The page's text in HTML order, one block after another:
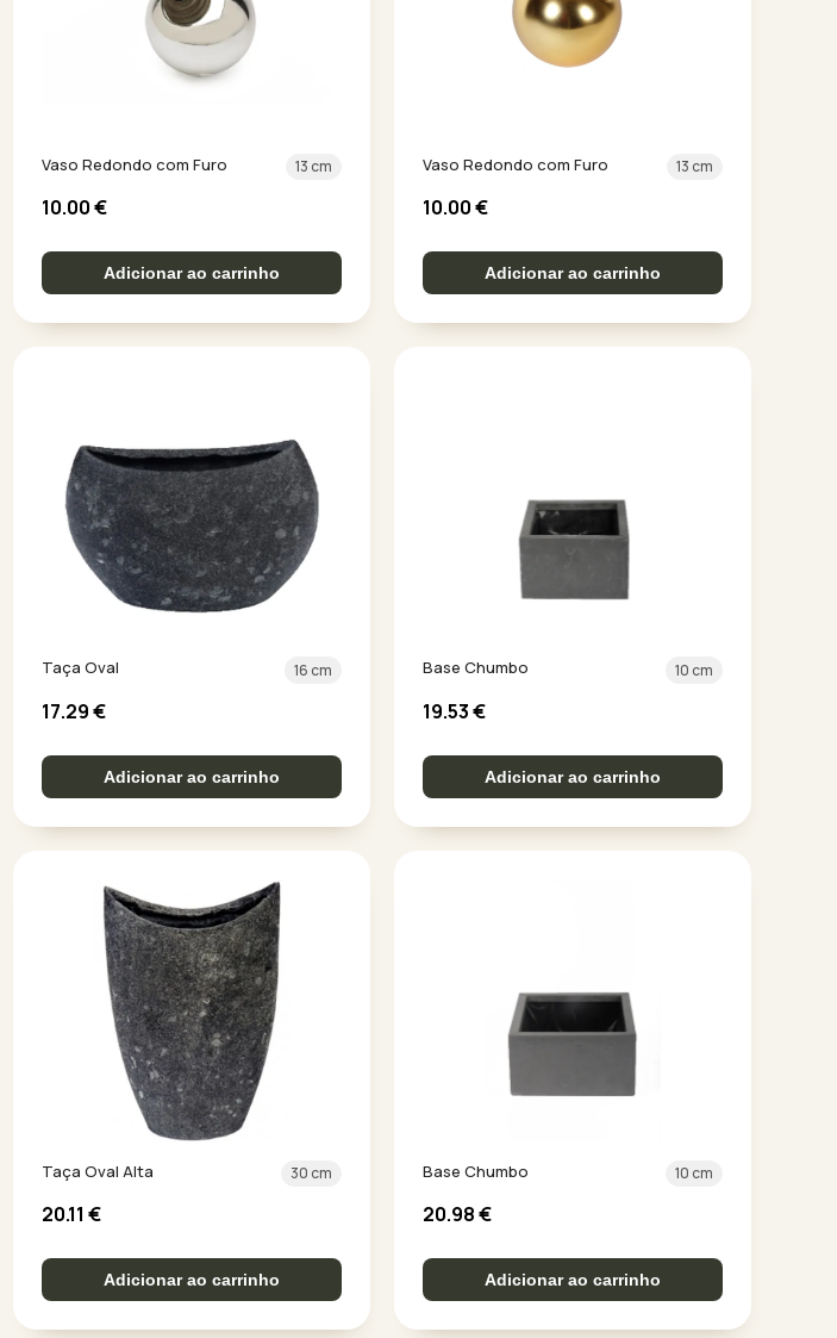
Vaso Redondo com Furo 13 cm
10.00€
Adicionar ao carrinho
Vaso Redondo com Furo 13 cm
10.00€
Adicionar ao carrinho
Taça Oval 16 cm
17.29€
Adicionar ao carrinho
Base Chumbo 10 cm
19.53€
Adicionar ao carrinho
Taça Oval Alta 30 cm
20.11 €
Adicionar ao carrinho
Base Chumbo 10 cm
20.98€
Adicionar ao carrinho